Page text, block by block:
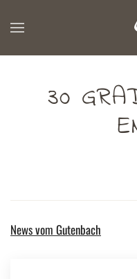
Zum Hauptinhalt
30
News vom Gutenbach